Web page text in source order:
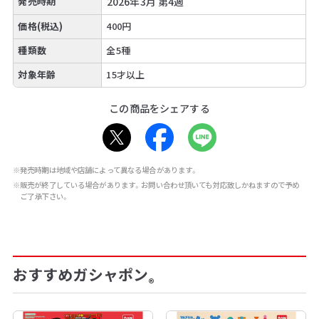
価格(税込)
400円
種類数
全5種
対象年齢
15才以上
この商品をシェアする
※発売時期は地域や店舗によって異なる場合があります。
※販売が終了している場合があります。お問い合わせ頂いても対応致しかねますので予め
ご了承下さい。
おすすめガシャポン®